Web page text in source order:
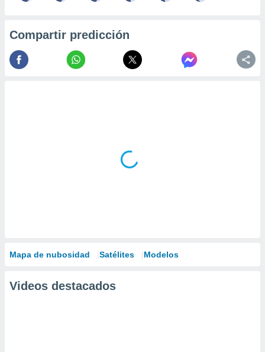
Compartir predicción
Mapa de nubosidad Satélites Modelos
Videos destacados